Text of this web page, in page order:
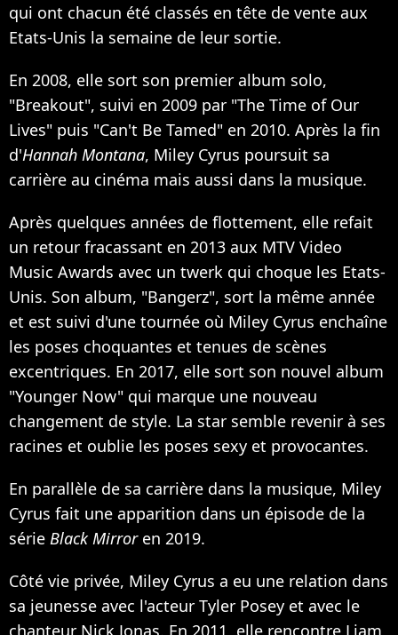
qui ont chacun été classés en tête de vente aux
Etats-Unis la semaine de leur sortie.
En 2008, elle sort son premier album solo,
"Breakout", suivi en 2009 par "The Time of Our
Lives" puis "Can't Be Tamed" en 2010. Après la fin
d'Hannah Montana, Miley Cyrus poursuit sa
carrière au cinéma mais aussi dans la musique.
Après quelques années de flottement, elle refait
un retour fracassant en 2013 aux MTV Video
Music Awards avec un twerk qui choque les Etats-
Unis. Son album, "Bangerz", sort la même année
et est suivi d'une tournée où Miley Cyrus enchaîne
les poses choquantes et tenues de scènes
excentriques. En 2017, elle sort son nouvel album
"Younger Now" qui marque une nouveau
changement de style. La star semble revenir à ses
racines et oublie les poses sexy et provocantes.
En parallèle de sa carrière dans la musique, Miley
Cyrus fait une apparition dans un épisode de la
série Black Mirroren 2019.
Côté vie privée, Miley Cyrus a eu une relation dans
sa jeunesse avec l'acteur Tyler Posey et avec le
chanteur Nick Jonas. En 2011, elle rencontre Liam